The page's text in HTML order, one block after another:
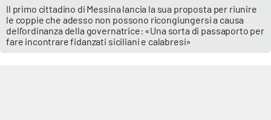
APP
Il primo cittadino di Messina lancia la sua proposta per riunire
le coppie che adesso non possono ricongiungersi a causa
dell'ordinanza della governatrice: «Una sorta di passaporto per
fare incontrare fidanzati siciliani e calabresi»